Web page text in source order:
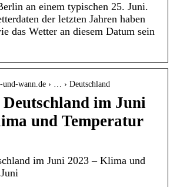
an einem typischen 25. Juni.
der letzten Jahren haben
das Wetter an diesem Datum sein
wann.de › … › Deutschland
im Juni
und Temperatur
im Juni 2023 – Klima und